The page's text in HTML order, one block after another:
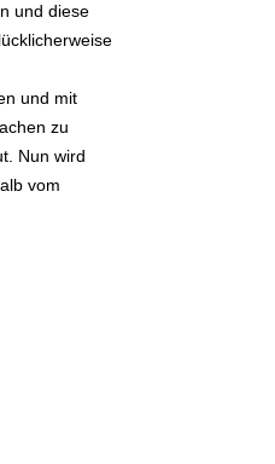
und diese
und mit
zu
Nun wird
vom